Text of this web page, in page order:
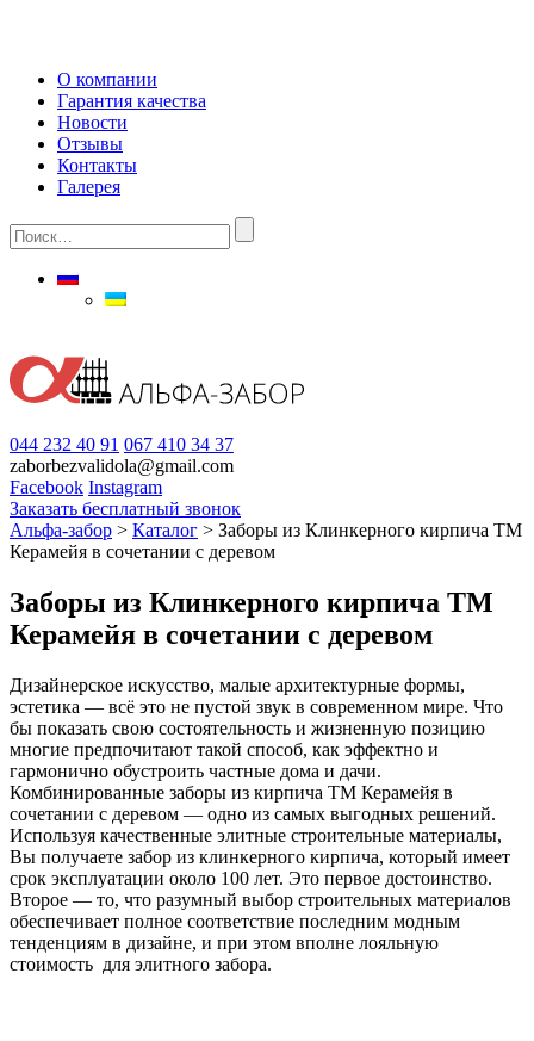
О компании
Гарантия качества
Новости
Отзывы
Контакты
Галерея
044 232 40 91 067 410 34 37
zaborbezvalidola@gmail.com
Facebook Instagram
Заказать бесплатный звонок
Альфа-забор > Каталог > Заборы из Клинкерного кирпича ТМ
Керамейя в сочетании с деревом
Заборы из Клинкерного кирпича ТМ
Керамейя в сочетании с деревом
Дизайнерское искусство, малые архитектурные формы,
эстетика — всё это не пустой звук в современном мире. Что
бы показать свою состоятельность и жизненную позицию
многие предпочитают такой способ, как эффектно и
гармонично обустроить частные дома и дачи.
Комбинированные заборы из кирпича ТМ Керамейя в
сочетании с деревом — одно из самых выгодных решений.
Используя качественные элитные строительные материалы,
Вы получаете забор из клинкерного кирпича, который имеет
срок эксплуатации около 100 лет. Это первое достоинство.
Второе — то, что разумный выбор строительных материалов
обеспечивает полное соответствие последним модным
тенденциям в дизайне, и при этом вполне лояльную
стоимость для элитного забора.